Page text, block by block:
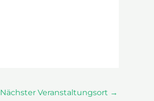
Nächster Veranstaltungsort →